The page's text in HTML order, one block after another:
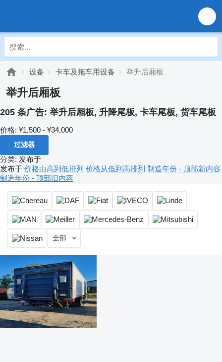
设备 卡车及拖车用设备 举升后厢板
举升后厢板
205 条广告: 举升后厢板, 升降尾板, 卡车尾板, 货车尾板
价格: ¥1,500 - ¥34,000
过滤器
分类: 发布于
发布于 价格由高到低排列 价格从低到高排列 制造年份 - 顶部新内容
制造年份 - 顶部旧内容
全部